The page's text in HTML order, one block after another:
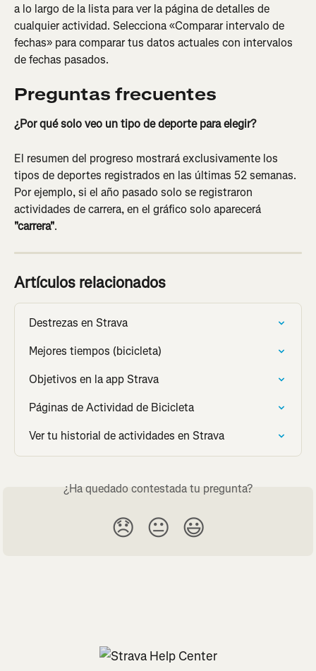
a lo largo de la lista para ver la página de detalles de
cualquier actividad. Selecciona «Comparar intervalo de
fechas» para comparar tus datos actuales con intervalos
de fechas pasados.
Preguntas frecuentes
¿Por qué solo veo un tipo de deporte para elegir?
El resumen del progreso mostrará exclusivamente los
tipos de deportes registrados en las últimas 52 semanas.
Por ejemplo, si el año pasado solo se registraron
actividades de carrera, en el gráfico solo aparecerá
"carrera".
Artículos relacionados
Destrezas en Strava
Mejores tiempos (bicicleta)
Objetivos en la app Strava
Páginas de Actividad de Bicicleta
Ver tu historial de actividades en Strava
¿Ha quedado contestada tu pregunta?
😞 😐 😃